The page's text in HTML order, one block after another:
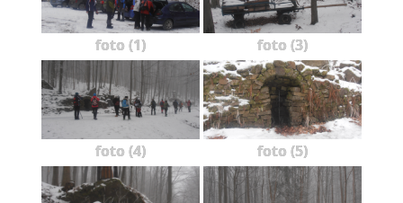
foto (1) foto (3)
foto (4) foto (5)